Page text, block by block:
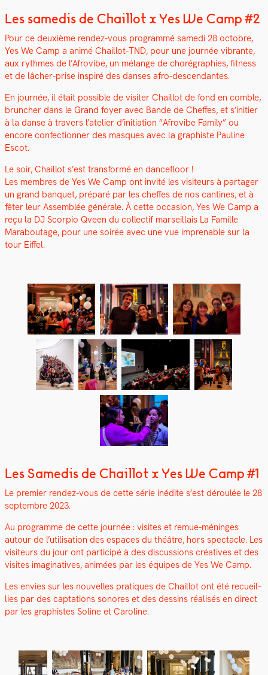
Les samedis de Chaillot x Yes We Camp #2
Pour ce deux­ième ren­dez-vous pro­gram­mé same­di 28 octo­bre,
Yes We Camp a ani­mé Chail­lot-TND, pour une journée vibrante,
aux rythmes de l’Afrovibe, un mélange de ​​choré­gra­phies, fit­ness
et de lâch­er-prise inspiré des dans­es afro-descen­dantes.
En journée, il était pos­si­ble de vis­iter Chail­lot de fond en comble,
brunch­er dans le Grand foy­er avec Bande de Cheffes, et s’ini­ti­er
à la danse à tra­vers l’ate­lier d’ini­ti­a­tion “Afrovibe Fam­i­ly” ou
encore con­fec­tion­ner des masques avec la graphiste Pauline
Escot.
Le soir, Chail­lot s’est trans­for­mé en dance­floor !
Les mem­bres de Yes We Camp ont invité les vis­i­teurs à partager
un grand ban­quet, pré­paré par les cheffes de nos can­tines, et à
fêter leur Assem­blée générale. À cette occa­sion, Yes We Camp a
reçu la DJ Scor­pio Qveen du col­lec­tif mar­seil­lais La Famille
Maraboutage, pour une soirée avec une vue impren­able sur la
tour Eif­fel.
Les Samedis de Chaillot x Yes We Camp #1
Le pre­mier ren­dez-vous de cette série inédite s’est déroulée le 28
sep­tem­bre 2023.
Au pro­gramme de cette journée : vis­ites et remue-méninges
autour de l’u­til­i­sa­tion des espaces du théâtre, hors spec­ta­cle. Les
vis­i­teurs du jour ont par­ticipé à des dis­cus­sions créa­tives et des
vis­ites imag­i­na­tives, ani­mées par les équipes de Yes We Camp.
Les envies sur les nou­velles pra­tiques de Chail­lot ont été recueil­
lies par des cap­ta­tions sonores et des dessins réal­isés en direct
par les graphistes Soline et Car­o­line.